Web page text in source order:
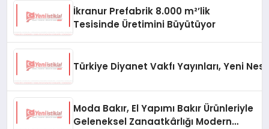
İkranur Prefabrik 8.000 m²’lik
Tesisinde Üretimini Büyütüyor
Türkiye Diyanet Vakfı Yayınları, Yeni
Moda Bakır, El Yapımı Bakır Ürünleriyle
Geleneksel Zanaatkârlığı Modern